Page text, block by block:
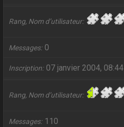
Rang, Nom d’utilisateur
Messages 0
Inscription 07 janvier 2004, 08:44
Rang, Nom d’utilisateur
Messages 110